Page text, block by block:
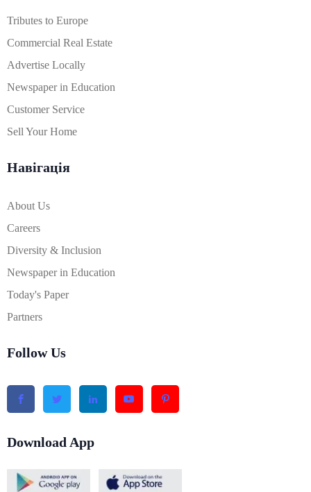
Tributes to Europe
Commercial Real Estate
Advertise Locally
Newspaper in Education
Customer Service
Sell Your Home
Навігація
About Us
Careers
Diversity & Inclusion
Newspaper in Education
Today's Paper
Partners
Follow Us
Download App